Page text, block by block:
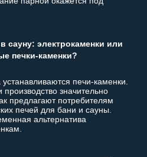
сауну: электрокаменки или
печки-каменки?
печи-каменки.
значительно
предлагают потребителям
печей для бани и сауны.
альтернатива